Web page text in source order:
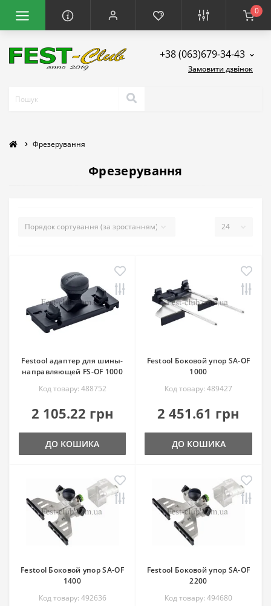
0
+38 (063)679-34-43
Замовити дзвінок
Фрезерування
Фрезерування
Festool адаптер для шины-
направляющей FS-OF 1000
Код товару: 488752
2 105.22 грн
ДО КОШИКА
Festool Боковой упор SA-OF
1000
Код товару: 489427
2 451.61 грн
ДО КОШИКА
Festool Боковой упор SA-OF
1400
Код товару: 492636
Festool Боковой упор SA-OF
2200
Код товару: 494680